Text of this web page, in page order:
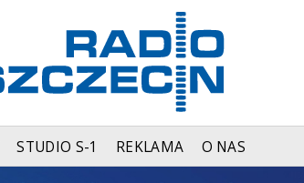
STUDIO S-1 REKLAMA O NAS